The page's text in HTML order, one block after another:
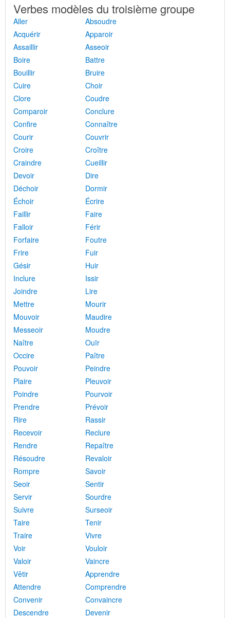
Verbes modèles du troisième groupe
Aller
Absoudre
Acquérir
Apparoir
Assaillir
Asseoir
Boire
Battre
Bouillir
Bruire
Cuire
Choir
Clore
Coudre
Comparoir
Conclure
Confire
Connaître
Courir
Couvrir
Croire
Croître
Craindre
Cueillir
Devoir
Dire
Déchoir
Dormir
Échoir
Écrire
Faillir
Faire
Falloir
Férir
Forfaire
Foutre
Frire
Fuir
Gésir
Huir
Inclure
Issir
Joindre
Lire
Mettre
Mourir
Mouvoir
Maudire
Messeoir
Moudre
Naître
Ouïr
Occire
Paître
Pouvoir
Peindre
Plaire
Pleuvoir
Poindre
Pourvoir
Prendre
Prévoir
Rire
Rassir
Recevoir
Reclure
Rendre
Repaître
Résoudre
Revaloir
Rompre
Savoir
Seoir
Sentir
Servir
Sourdre
Suivre
Surseoir
Taire
Tenir
Traire
Vivre
Voir
Vouloir
Valoir
Vaincre
Vêtir
Apprendre
Attendre
Comprendre
Convenir
Convaincre
Descendre
Devenir